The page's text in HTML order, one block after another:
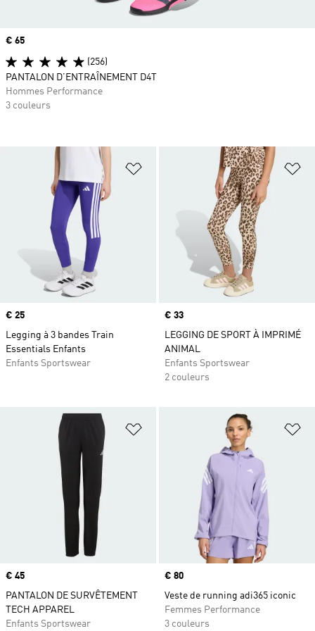
Ajouter à la Liste de produits
Prix
€ 25
Legging à 3 bandes Train
Essentials Enfants
Enfants Sportswear
Prix
€ 33
LEGGING DE SPORT À IMPRIMÉ
ANIMAL
Enfants Sportswear
2 couleurs
Ajouter à la Liste de produits
Prix
€ 45
PANTALON DE SURVÊTEMENT
TECH APPAREL
Enfants Sportswear
Prix
€ 80
Veste de running adi365 iconic
Femmes Performance
3 couleurs
Prix
€ 65
(256)
PANTALON D’ENTRAÎNEMENT D4T
Hommes Performance
3 couleurs